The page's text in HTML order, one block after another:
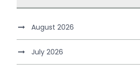
August 2026
July 2026